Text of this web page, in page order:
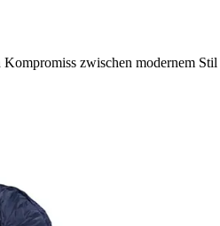
zwischen modernem